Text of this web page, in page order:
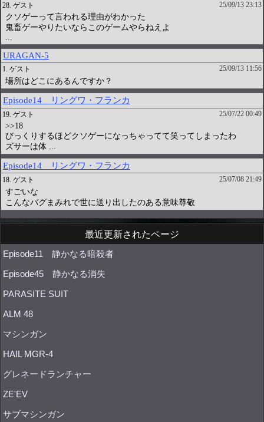
最近更新されたページ
Episode11 静かなる暗殺者
Episode45 静かなる消失
PARASITE SUIT
ALM 48
マシンガン
HAIL MGR-4
グレネードランチャー
ZE'EV
サブマシンガン